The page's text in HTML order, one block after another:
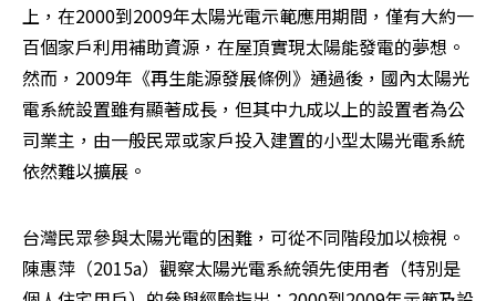
上，在2000到2009年太陽光電示範應用期間，僅有大約一
百個家戶利用補助資源，在屋頂實現太陽能發電的夢想。
然而，2009年《再生能源發展條例》通過後，國內太陽光
電系統設置雖有顯著成長，但其中九成以上的設置者為公
司業主，由一般民眾或家戶投入建置的小型太陽光電系統
依然難以擴展。
台灣民眾參與太陽光電的困難，可從不同階段加以檢視。
陳惠萍（2015a）觀察太陽光電系統領先使用者（特別是